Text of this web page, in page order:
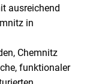
ausreichend
in
Chemnitz
funktionaler